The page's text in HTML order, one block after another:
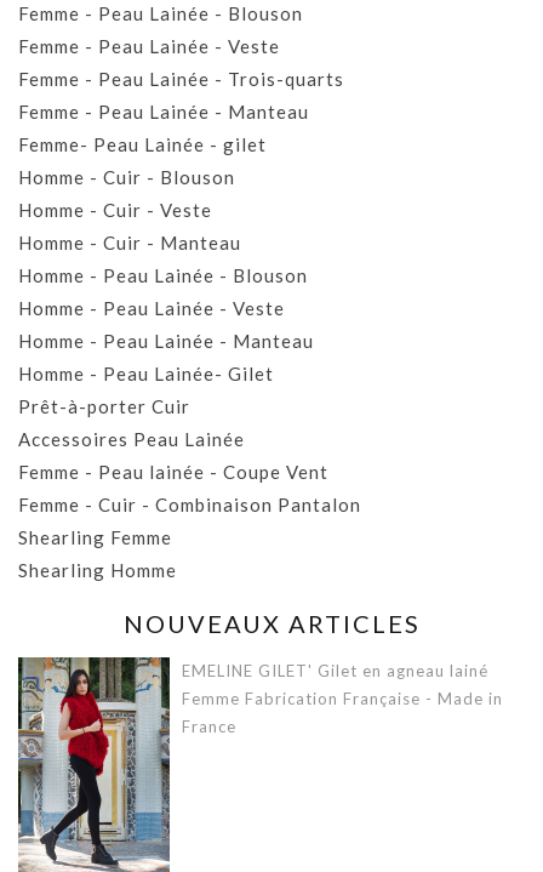
Femme - Peau Lainée - Blouson
Femme - Peau Lainée - Veste
Femme - Peau Lainée - Trois-quarts
Femme - Peau Lainée - Manteau
Femme- Peau Lainée - gilet
Homme - Cuir - Blouson
Homme - Cuir - Veste
Homme - Cuir - Manteau
Homme - Peau Lainée - Blouson
Homme - Peau Lainée - Veste
Homme - Peau Lainée - Manteau
Homme - Peau Lainée- Gilet
Prêt-à-porter Cuir
Accessoires Peau Lainée
Femme - Peau lainée - Coupe Vent
Femme - Cuir - Combinaison Pantalon
Shearling Femme
Shearling Homme
NOUVEAUX ARTICLES
EMELINE GILET' Gilet en agneau lainé
Femme Fabrication Française - Made in
France